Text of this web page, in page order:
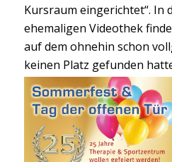
Kursraum eingerichtet“. In
ehemaligen Videothek
auf dem ohnehin schon
keinen Platz gefunden